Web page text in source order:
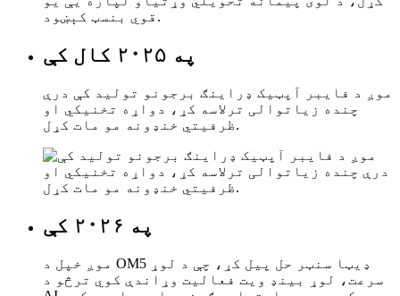
په ۲۰۲۵ کال کې
موږ د فایبر آپټیک ډراینګ برجونو تولید کې درې
چنده زیاتوالی ترلاسه کړ، دواړه تخنیکي او
ظرفیتي خنډونه مو مات کړل.
په ۲۰۲۶ کې
موږ خپل د OM5 ډیټا سنټر حل پیل کړ، چې د لوړ
سرعت، لوړ بینډ ویت فعالیت وړاندې کوي ترڅو د